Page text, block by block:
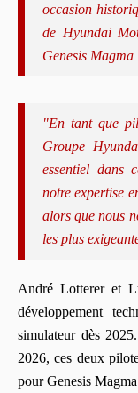
occasion
de Hyundai
Genesis Magma
"En tant que
Groupe
essentiel dans
notre expertise
alors que nous
les plus
André Lotterer et
développement
simulateur dès
2026, ces deux
pour Genesis